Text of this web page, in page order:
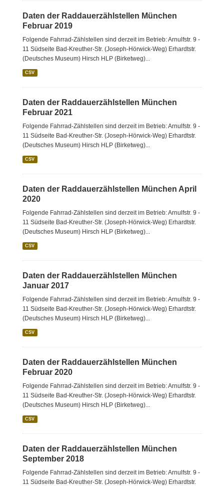
Daten der Raddauerzählstellen München
Februar 2019
Folgende Fahrrad-Zählstellen sind derzeit im Betrieb: Arnulfstr. 9 -
11 Südseite Bad-Kreuther-Str. (Joseph-Hörwick-Weg) Erhardtstr.
(Deutsches Museum) Hirsch HLP (Birketweg)...
CSV
Daten der Raddauerzählstellen München
Februar 2021
Folgende Fahrrad-Zählstellen sind derzeit im Betrieb: Arnulfstr. 9 -
11 Südseite Bad-Kreuther-Str. (Joseph-Hörwick-Weg) Erhardtstr.
(Deutsches Museum) Hirsch HLP (Birketweg)...
CSV
Daten der Raddauerzählstellen München April
2020
Folgende Fahrrad-Zählstellen sind derzeit im Betrieb: Arnulfstr. 9 -
11 Südseite Bad-Kreuther-Str. (Joseph-Hörwick-Weg) Erhardtstr.
(Deutsches Museum) Hirsch HLP (Birketweg)...
CSV
Daten der Raddauerzählstellen München
Januar 2017
Folgende Fahrrad-Zählstellen sind derzeit im Betrieb: Arnulfstr. 9 -
11 Südseite Bad-Kreuther-Str. (Joseph-Hörwick-Weg) Erhardtstr.
(Deutsches Museum) Hirsch HLP (Birketweg)...
CSV
Daten der Raddauerzählstellen München
Februar 2020
Folgende Fahrrad-Zählstellen sind derzeit im Betrieb: Arnulfstr. 9 -
11 Südseite Bad-Kreuther-Str. (Joseph-Hörwick-Weg) Erhardtstr.
(Deutsches Museum) Hirsch HLP (Birketweg)...
CSV
Daten der Raddauerzählstellen München
September 2018
Folgende Fahrrad-Zählstellen sind derzeit im Betrieb: Arnulfstr. 9 -
11 Südseite Bad-Kreuther-Str. (Joseph-Hörwick-Weg) Erhardtstr.